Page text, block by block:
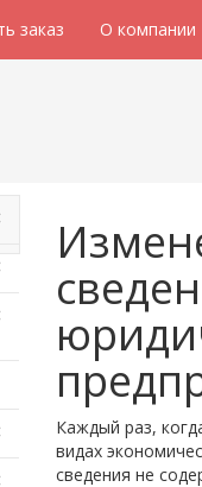
заказ О компании
Каждый раз,
видах
сведения не